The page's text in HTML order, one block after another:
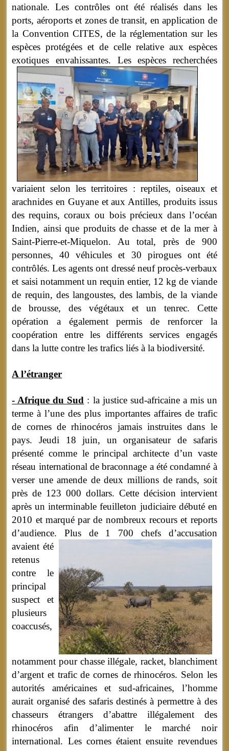
nationale. Les contrôles ont été réalisés dans les
ports, aéroports et zones de transit, en application de
la Convention CITES, de la réglementation sur les
espèces protégées et de celle relative aux espèces
exotiques envahissantes. Les espèces recherchées
variaient selon les territoires : reptiles, oiseaux et
arachnides en Guyane et aux Antilles, produits issus
des requins, coraux ou bois précieux dans l’océan
Indien, ainsi que produits de chasse et de la mer à
Saint-Pierre-et-Miquelon. Au total, près de 900
personnes, 40 véhicules et 30 pirogues ont été
contrôlés. Les agents ont dressé neuf procès-verbaux
et saisi notamment un requin entier, 12 kg de viande
de requin, des langoustes, des lambis, de la viande
de brousse, des végétaux et un tenrec. Cette
opération a également permis de renforcer la
coopération entre les différents services engagés
dans la lutte contre les trafics liés à la biodiversité.
A l’étranger
- Afrique du Sud : la justice sud-africaine a mis un
terme à l’une des plus importantes affaires de trafic
de cornes de rhinocéros jamais instruites dans le
pays. Jeudi 18 juin, un organisateur de safaris
présenté comme le principal architecte d’un vaste
réseau international de braconnage a été condamné à
verser une amende de deux millions de rands, soit
près de 123 000 dollars. Cette décision intervient
après un interminable feuilleton judiciaire débuté en
2010 et marqué par de nombreux recours et reports
d’audience.Plus de 1 700 chefs d’accusation
avaient été
retenus
contre le
principal
suspect et
plusieurs
coaccusés,
notamment pour chasse illégale, racket, blanchiment
d’argent et trafic de cornes de rhinocéros. Selon les
autorités américaines et sud-africaines, l’homme
aurait organisé des safaris destinés à permettre à des
chasseurs étrangers d’abattre illégalement des
rhinocéros afin d’alimenter le marché noir
international. Les cornes étaient ensuite revendues